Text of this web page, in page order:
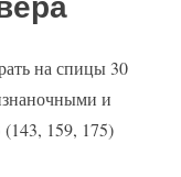
на спицы 30
и
(143, 159, 175)